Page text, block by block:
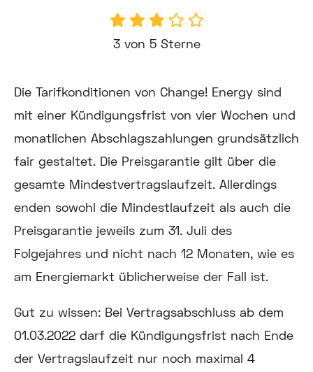
3 von 5 Sterne
Die Tarifkonditionen von Change! Energy sind
mit einer Kündigungsfrist von vier Wochen und
monatlichen Abschlagszahlungen grundsätzlich
fair gestaltet. Die Preisgarantie gilt über die
gesamte Mindestvertragslaufzeit. Allerdings
enden sowohl die Mindestlaufzeit als auch die
Preisgarantie jeweils zum 31. Juli des
Folgejahres und nicht nach 12 Monaten, wie es
am Energiemarkt üblicherweise der Fall ist.
Gut zu wissen: Bei Vertragsabschluss ab dem
01.03.2022 darf die Kündigungsfrist nach Ende
der Vertragslaufzeit nur noch maximal 4